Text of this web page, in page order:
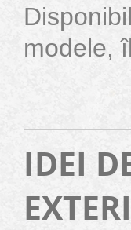
modele,
IDEI